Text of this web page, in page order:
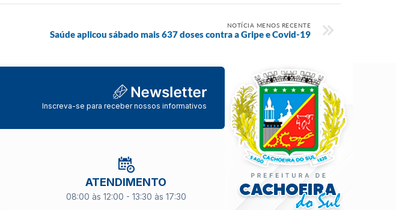
NOTÍCIA MENOS RECENTE
Saúde aplicou sábado mais 637 doses contra a Gripe e Covid-19
Inscreva-se para receber nossos informativos
ATENDIMENTO
08:00 às 12:00 - 13:30 às 17:30